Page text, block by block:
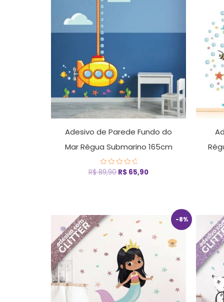
Adesivo de Parede Fundo do
Mar Régua Submarino 165cm
Avaliação
0
R$89,90
original
R$ 65,90
-8%
preço
original
era:
R$ 49,90.
preço
atual
R$ 45,90.